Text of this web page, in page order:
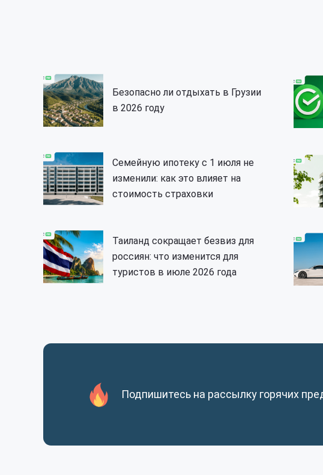
Безопасно ли отдыхать в Грузии
в 2026 году
Семейную ипотеку с 1 июля не
изменили: как это влияет на
стоимость страховки
Таиланд сокращает безвиз для
россиян: что изменится для
туристов в июле 2026 года
Подпишитесь на рассылку горячих